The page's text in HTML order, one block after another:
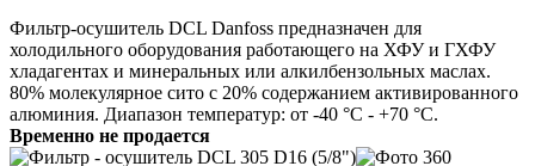
Фильтр-осушитель DCL Danfoss предназначен для
холодильного оборудования работающего на ХФУ и ГХФУ
хладагентах и минеральных или алкилбензольных маслах.
80% молекулярное сито с 20% содержанием активированного
алюминия. Диапазон температур: от -40 °C - +70 °C.
Временно не продается